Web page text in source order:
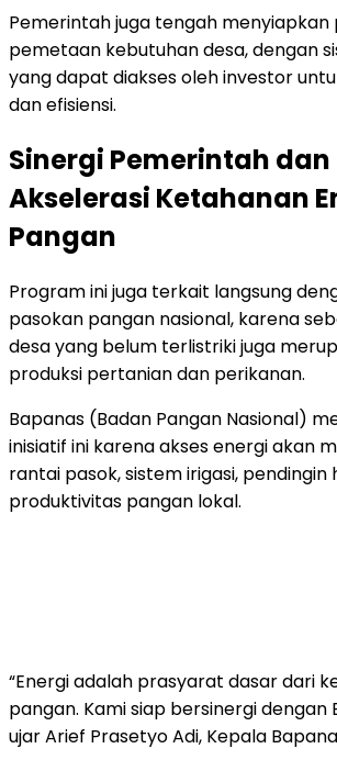
Pemerintah juga tengah
pemetaan kebutuhan desa, dengan
yang dapat diakses oleh investor
dan efisiensi.
Sinergi Pemerintah dan
Akselerasi Ketahanan
Pangan
Program ini juga terkait langsung
pasokan pangan nasional, karena
desa yang belum terlistriki juga
produksi pertanian dan perikanan.
Bapanas (Badan Pangan Nasional)
inisiatif ini karena akses energi akan
rantai pasok, sistem irigasi, pendingin
produktivitas pangan lokal.
“Energi adalah prasyarat dasar dari
pangan. Kami siap bersinergi dengan
ujar Arief Prasetyo Adi, Kepala